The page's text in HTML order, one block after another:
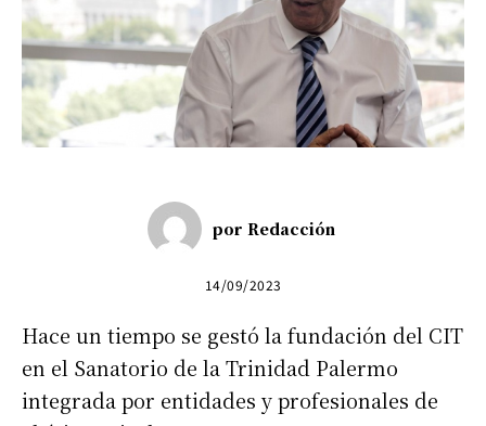
por Redacción
14/09/2023
Hace un tiempo se gestó la fundación del CIT
en el Sanatorio de la Trinidad Palermo
integrada por entidades y profesionales de